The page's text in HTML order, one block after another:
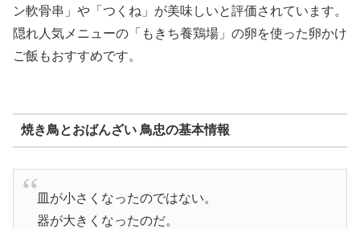
ン軟骨串」や「つくね」が美味しいと評価されています。
隠れ人気メニューの「もきち養鶏場」の卵を使った卵かけ
ご飯もおすすめです。
焼き鳥とおばんざい 鳥忠の基本情報
皿が小さくなったのではない。
器が大きくなったのだ。